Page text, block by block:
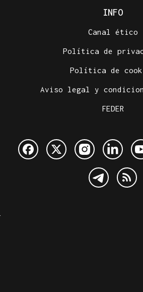
INFO
Canal ético
Política de
Política de
Aviso legal y
FEDER